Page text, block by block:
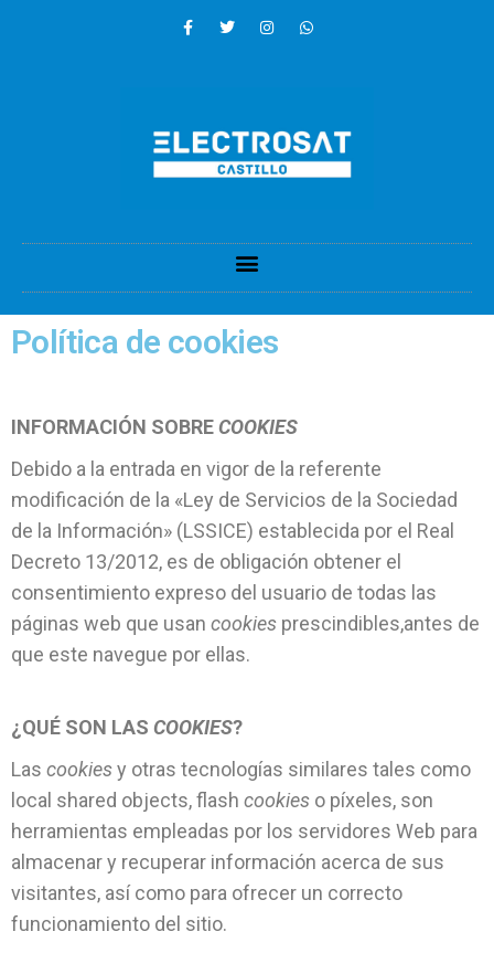
Política de cookies
INFORMACIÓN SOBRECOOKIES
Debido a la entrada en vigor de la referente
modificación de la «Ley de Servicios de la Sociedad
de la Información» (LSSICE) establecida por el Real
Decreto 13/2012, es de obligación obtener el
consentimiento expreso del usuario de todas las
páginas web que usan cookies prescindibles,antes de
que este navegue por ellas.
¿QUÉ SON LAS COOKIES?
Las cookiesy otras tecnologías similares tales como
local shared objects, flash cookies o píxeles, son
herramientas empleadas por los servidores Web para
almacenar y recuperar información acerca de sus
visitantes, así como para ofrecer un correcto
funcionamiento del sitio.